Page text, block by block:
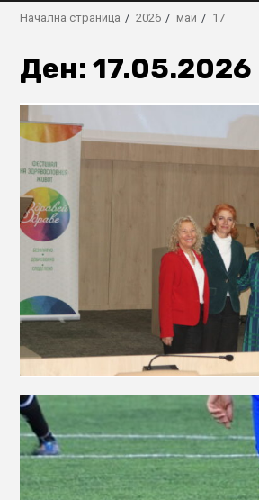
Начална страница 2026 май 17
Ден: 17.05.2026